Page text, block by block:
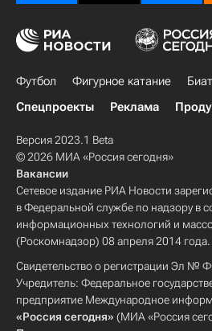
Футбол Фигурное катание
Спецпроекты
Реклама
Версия 2023.1 Beta
© 2026 МИА «Россия сегодня»
Вакансии
Сетевое издание РИА Новости
в Федеральной службе по надзору в
информационных технологий и
(Роскомнадзор) 08 апреля 2014 года.
Свидетельство о регистрации Эл №
Учредитель: Федеральное
предприятие Международное
«Россия сегодня» (МИА «Россия